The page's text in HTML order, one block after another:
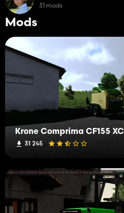
Mods
Krone Comprima CF155 XC
31 245
31 mods